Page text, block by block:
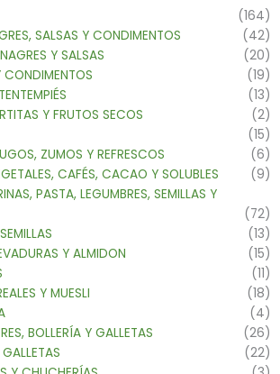
(164)
SALSAS Y CONDIMENTOS
(42)
Y SALSAS
(20)
CONDIMENTOS
(19)
(13)
Y FRUTOS SECOS
(2)
(15)
ZUMOS Y REFRESCOS
(6)
CAFÉS, CACAO Y SOLUBLES
(9)
PASTA, LEGUMBRES, SEMILLAS Y
(72)
(13)
Y ALMIDON
(15)
(11)
Y MUESLI
(18)
(4)
BOLLERÍA Y GALLETAS
(26)
(22)